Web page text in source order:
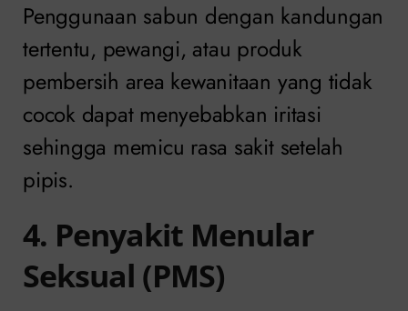
Penggunaan sabun dengan kandungan
tertentu, pewangi, atau produk
pembersih area kewanitaan yang tidak
cocok dapat menyebabkan iritasi
sehingga memicu rasa sakit setelah
pipis.
4. Penyakit Menular
Seksual (PMS)